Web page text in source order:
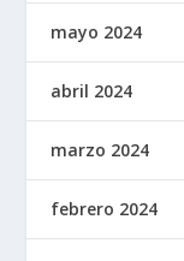
mayo 2024
abril 2024
marzo 2024
febrero 2024